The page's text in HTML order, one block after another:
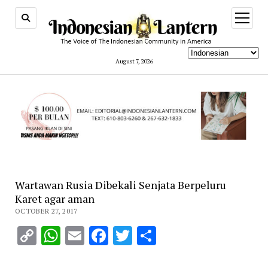
August 7, 2026
open
menu
Wartawan Rusia Dibekali Senjata Berpeluru
Karet agar aman
OCTOBER 27, 2017
CopyWhatsApp
EmailFacebook
Twitter
Share